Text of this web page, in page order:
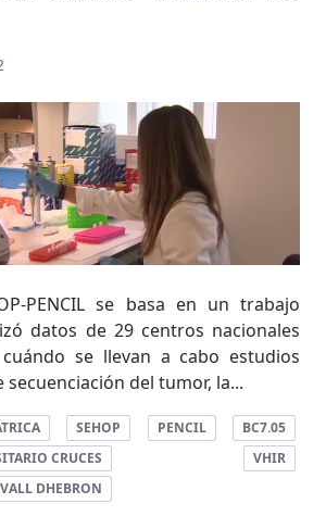
PENCIL se basa en un trabajo
datos de 29 centros nacionales
se llevan a cabo estudios
secuenciación del tumor, la...
SEHOP PENCIL
BC7.05
CRUCES
VHIR
VALL DHEBRON